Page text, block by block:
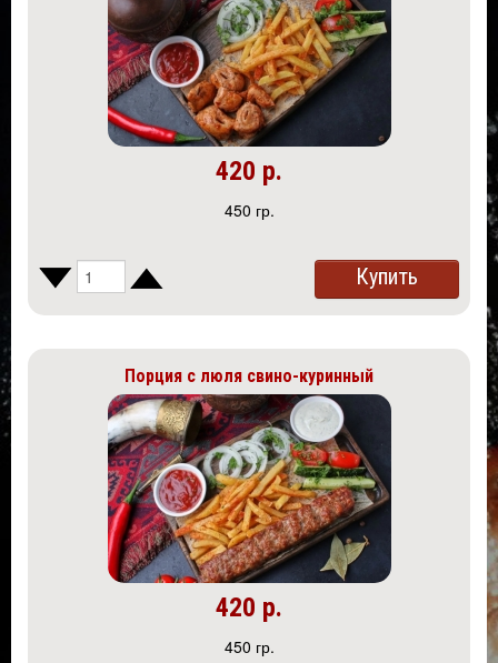
420 р.
450 гр.
Купить
Порция с люля свино-куринный
420 р.
450 гр.